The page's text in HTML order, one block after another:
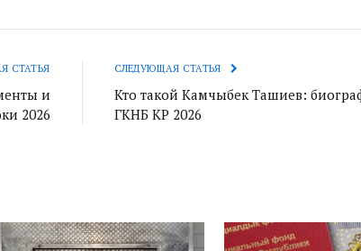
СТАТЬЯ
и
2026
СЛЕДУЮЩАЯ СТАТЬЯ
Кто такой Камчыбек Ташиев:
ГКНБ КР 2026